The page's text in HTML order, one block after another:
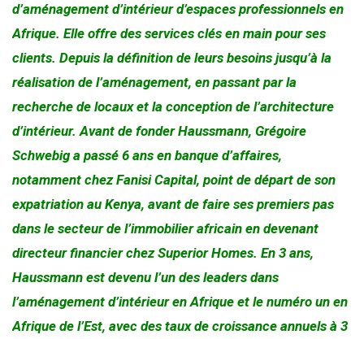
d’aménagement d’intérieur d’espaces professionnels en
Afrique. Elle offre des services clés en main pour ses
clients. Depuis la définition de leurs besoins jusqu’à la
réalisation de l’aménagement, en passant par la
recherche de locaux et la conception de l’architecture
d’intérieur. Avant de fonder Haussmann, Grégoire
Schwebig a passé 6 ans en banque d’affaires,
notamment chez Fanisi Capital, point de départ de son
expatriation au Kenya, avant de faire ses premiers pas
dans le secteur de l’immobilier africain en devenant
directeur financier chez Superior Homes. En 3 ans,
Haussmann est devenu l’un des leaders dans
l’aménagement d’intérieur en Afrique et le numéro un en
Afrique de l’Est, avec des taux de croissance annuels à 3